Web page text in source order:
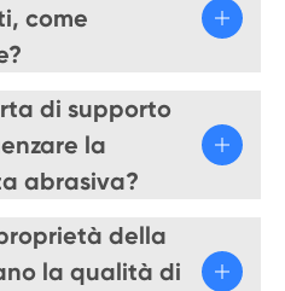
come
di supporto
la
abrasiva?
della
la qualità di